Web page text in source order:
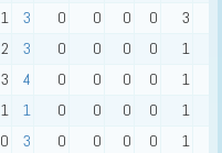
1 3 0 0 0 0 3
2 3 0 0 0 0 1
3 4 0 0 0 0 1
1 1 0 0 0 0 1
0 3 0 0 0 0 1